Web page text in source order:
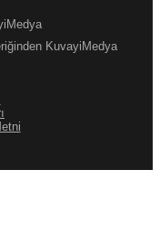
KuvayiMedya